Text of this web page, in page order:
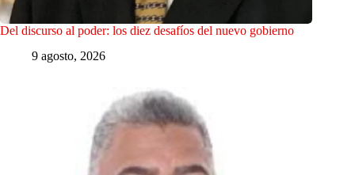
Del discurso al poder: los diez desafíos del nuevo gobierno
9 agosto, 2026